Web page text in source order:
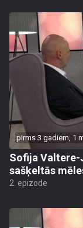
pirms 3 gadiem, 1
Sofija Valtere-
sašķeltās
2. epizode